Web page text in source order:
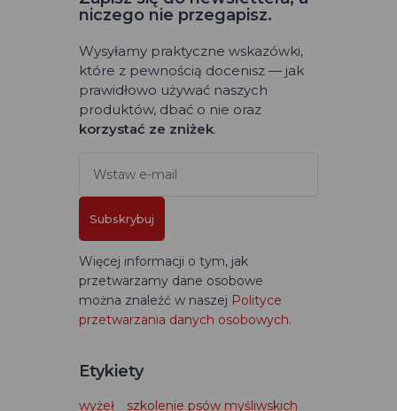
niczego nie przegapisz.
Wysyłamy praktyczne wskazówki,
które z pewnością docenisz — jak
prawidłowo używać naszych
produktów, dbać o nie oraz
korzystać ze zniżek.
Subskrybuj
Więcej informacji o tym, jak
przetwarzamy dane osobowe
można znaleźć w naszej Polityce
przetwarzania danych osobowych.
Etykiety
wyżeł
szkolenie psów myśliwskich